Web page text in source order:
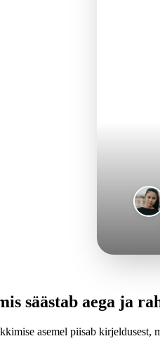
säästab aega ja
asemel piisab kirjeldusest,